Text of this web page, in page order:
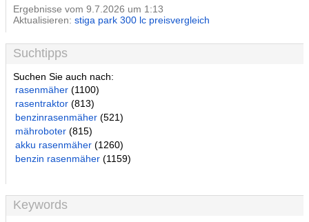
Ergebnisse vom 9.7.2026 um 1:13
Aktualisieren: stiga park 300 lc preisvergleich
Suchtipps
Suchen Sie auch nach:
rasenmäher (1100)
rasentraktor (813)
benzinrasenmäher (521)
mähroboter (815)
akku rasenmäher (1260)
benzin rasenmäher (1159)
Keywords